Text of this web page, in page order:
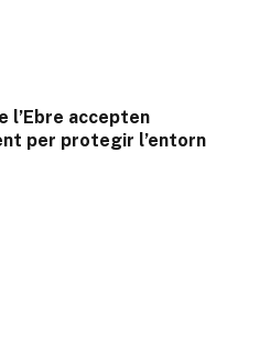
l’Ebre accepten
per protegir l’entorn